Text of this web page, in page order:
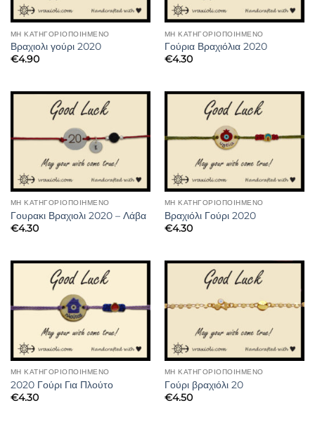
ΜΗ ΚΑΤΗΓΟΡΙΟΠΟΙΗΜΈΝΟ
Βραχιολι γούρι 2020
€4.90
ΜΗ ΚΑΤΗΓΟΡΙΟΠΟΙΗΜΈΝΟ
Γούρια Βραχιόλια 2020
€4.30
ΜΗ ΚΑΤΗΓΟΡΙΟΠΟΙΗΜΈΝΟ
Γουρακι Βραχιολι 2020 – Λάβα
€4.30
ΜΗ ΚΑΤΗΓΟΡΙΟΠΟΙΗΜΈΝΟ
Βραχιόλι Γούρι 2020
€4.30
ΜΗ ΚΑΤΗΓΟΡΙΟΠΟΙΗΜΈΝΟ
2020 Γούρι Για Πλούτο
€4.30
ΜΗ ΚΑΤΗΓΟΡΙΟΠΟΙΗΜΈΝΟ
Γούρι βραχιόλι 20
€4.50